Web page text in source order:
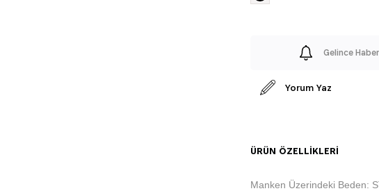
Gelince
Yorum Yaz
ÜRÜN ÖZELLIKLERI
Manken Üzerindeki Beden: